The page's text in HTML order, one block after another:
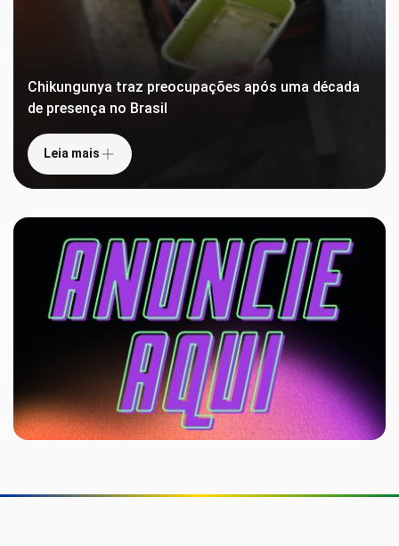
Chikungunya traz preocupações após uma década
de presença no Brasil
Leia mais